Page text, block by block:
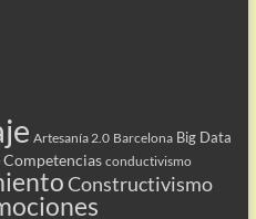
Artesanía 2.0 Barcelona Big Data
Competencias conductivismo
Constructivismo